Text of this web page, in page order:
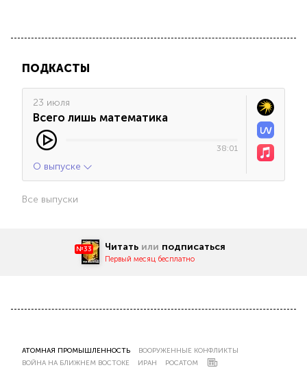
ПОДКАСТЫ
23 июля
Всего лишь математика
38:01
О выпуске
Все выпуски
№33 Читать или подписаться
Первый месяц бесплатно
АТОМНАЯ ПРОМЫШЛЕННОСТЬ
ВООРУЖЕННЫЕ КОНФЛИКТЫ
ВОЙНА НА БЛИЖНЕМ ВОСТОКЕ
ИРАН РОСАТОМ